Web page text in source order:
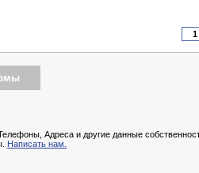
Адреса и другие данные
Написать нам.